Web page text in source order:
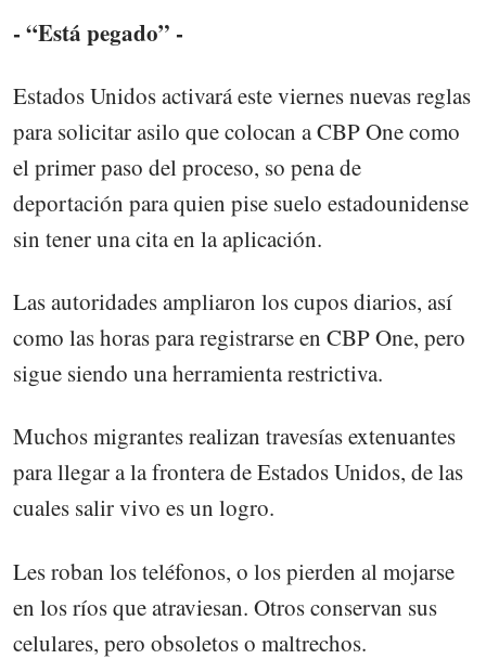
- “Está pegado” -
Estados Unidos activará este viernes nuevas reglas
para solicitar asilo que colocan a CBP One como
el primer paso del proceso, so pena de
deportación para quien pise suelo estadounidense
sin tener una cita en la aplicación.
Las autoridades ampliaron los cupos diarios, así
como las horas para registrarse en CBP One, pero
sigue siendo una herramienta restrictiva.
Muchos migrantes realizan travesías extenuantes
para llegar a la frontera de Estados Unidos, de las
cuales salir vivo es un logro.
Les roban los teléfonos, o los pierden al mojarse
en los ríos que atraviesan. Otros conservan sus
celulares, pero obsoletos o maltrechos.